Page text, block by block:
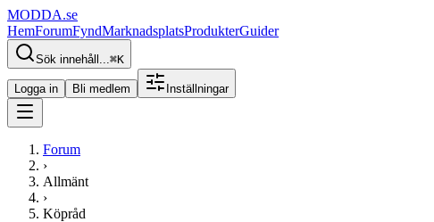
MODDA.se
HemForumFyndMarknadsplatsProdukterGuider
Sök innehåll...⌘K
Logga in Bli medlem Inställningar
Forum
›
Allmänt
›
Köpråd